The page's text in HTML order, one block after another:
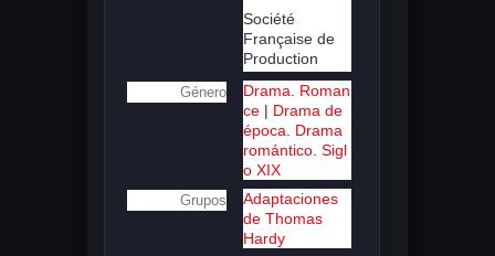
Société
Française de
Production
Género Drama
Roman
ce | Drama de
época
Drama
romántico Sigl
o XIX
Grupos
Adaptaciones
de Thomas
Hardy